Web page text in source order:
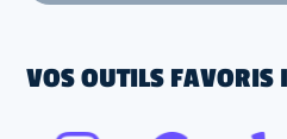
VOS OUTILS FAVORIS